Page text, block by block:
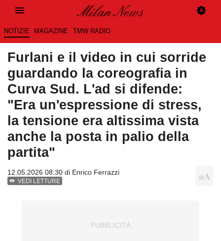
NOTIZIE MAGAZINE TMW RADIO
Furlani e il video in cui sorride
guardando la coreografia in
Curva Sud. L'ad si difende:
"Era un'espressione di stress,
la tensione era altissima vista
anche la posta in palio della
partita"
12.05.2026 08:30 di Enrico Ferrazzi
VEDI LETTURE